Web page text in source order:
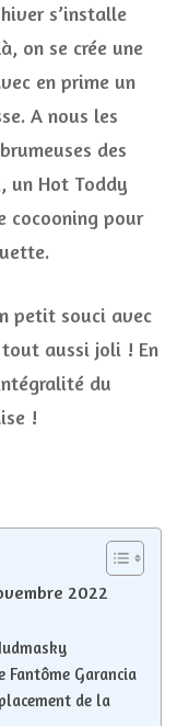
s’installe
on se crée une
en prime un
A nous les
des
un Hot Toddy
cocooning pour
petit souci avec
aussi joli ! En
du
!
2022
Fantôme Garancia
de la